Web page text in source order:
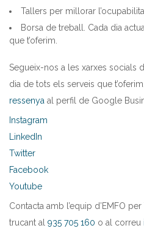
Tallers per millorar
Borsa de treball. Cada dia
que t’oferim.
Segueix-nos a les xarxes socials
dia de tots els serveis que
ressenya al perfil de Google
Instagram
LinkedIn
Twitter
Facebook
Youtube
Contacta amb l’equip d’EMFO
trucant al 935 705 160 o al correu